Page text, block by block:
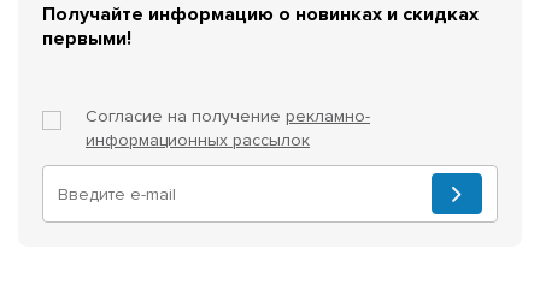
Получайте информацию о новинках и скидках
первыми!
Согласие на получение рекламно-
информационных рассылок